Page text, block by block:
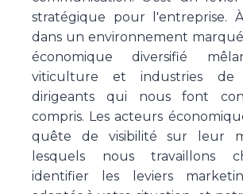
stratégique pour l'entreprise.
dans un environnement
économique diversifié
viticulture et industries de
dirigeants qui nous font
compris. Les acteurs
quête de visibilité sur leur
lesquels nous travaillons
identifier les leviers